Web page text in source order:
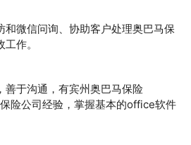
和微信问询、协助客户处理奥巴马保
作。
善于沟通，有宾州奥巴马保险
险公司经验，掌握基本的office软件